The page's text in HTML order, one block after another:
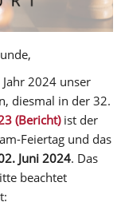
2024 unser
diesmal in der 32.
(Bericht)ist der
Feiertag und das
Juni 2024. Das
beachtet